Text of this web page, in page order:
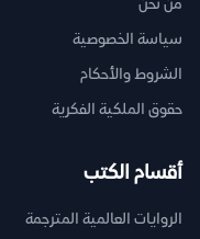
من نحن
سياسة الخصوصية
الشروط والأحكام
حقوق الملكية الفكرية
أقسام الكتب
الروايات العالمية المترجمة